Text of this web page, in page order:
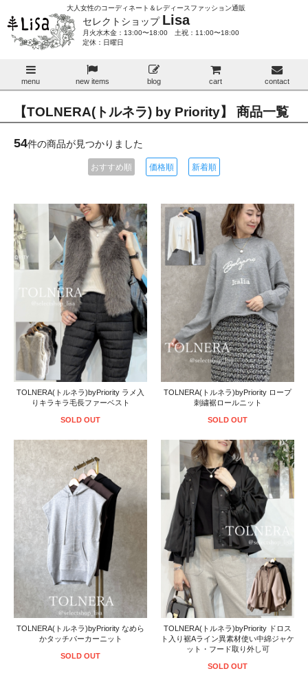
大人女性のコーディネート＆レディースファッション通販
セレクトショップ Lisa
月火水木金：13:00〜18:00 土祝：11:00〜18:00
定休：日曜日
menu new items blog cart contact
【TOLNERA(トルネラ) by Priority】 商品一覧
54件の商品が見つかりました
おすすめ順 価格順 新着順
TOLNERA(トルネラ)byPriority ラメ入
りキラキラ毛長ファーベスト
SOLD OUT
TOLNERA(トルネラ)byPriority ロープ
刺繍裾ロールニット
SOLD OUT
TOLNERA(トルネラ)byPriority なめら
かタッチパーカーニット
SOLD OUT
TOLNERA(トルネラ)byPriority ドロス
ト入り裾Aライン異素材使い中綿ジャケ
ット・フード取り外し可
SOLD OUT